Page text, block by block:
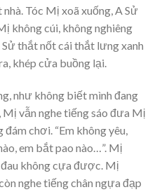
Tóc Mị xoã xuống, A Sử
không cúi, không nghiêng
thắt nốt cái thắt lưng xanh
khép cửa buồng lại.
như không biết mình đang
vẫn nghe tiếng sáo đưa Mị
chơi. “Em không yêu,
em bắt pao nào…”. Mị
không cựa được. Mị
nghe tiếng chân ngựa đạp